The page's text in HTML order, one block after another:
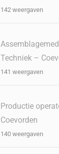
142 weergaven
Techniek –
141 weergaven
Productie
Coevorden
140 weergaven